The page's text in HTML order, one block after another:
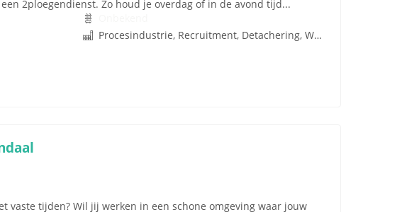
2ploegendienst. Zo houd je overdag of in de avond tijd...
Procesindustrie, Recruitment, Detachering, Werving en Selectie
vaste tijden? Wil jij werken in een schone omgeving waar jouw